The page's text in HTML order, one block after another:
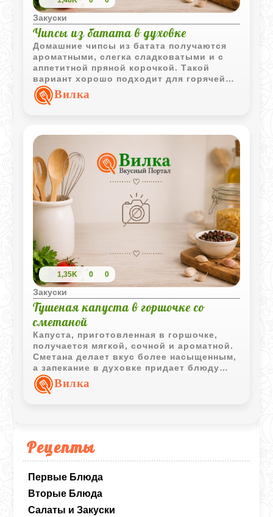
Рецепты
Первые Блюда
Вторые Блюда
Салаты и Закуски
Закуски
Чипсы из батата в духовке
Домашние чипсы из батата получаются
ароматными, слегка сладковатыми и с
аппетитной пряной корочкой. Такой
вариант хорошо подходит для горячей
закуски или лёгкого перекуса.
Вилка
1,35K 0 0
Закуски
Тушеная капуста в горшочке со
сметаной
Капуста, приготовленная в горшочке,
получается мягкой, сочной и ароматной.
Сметана делает вкус более насыщенным,
а запекание в духовке придает блюду
домашний уютный характер.
Вилка